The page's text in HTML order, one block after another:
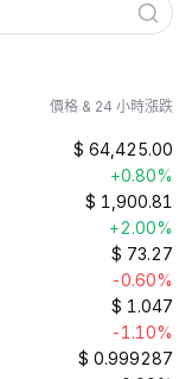
價格 & 24 小時漲跌
$ 64,425.00
+0.80%
$ 1,900.81
+2.00%
$ 73.27
-0.60%
$ 1.047
-1.10%
$ 0.999287